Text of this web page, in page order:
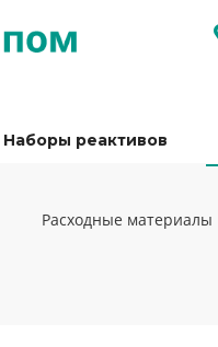
Наборы реактивов
Расходные материалы